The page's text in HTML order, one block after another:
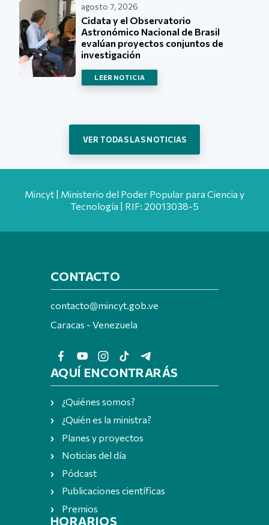
agosto 7, 2026
Cidata y el Observatorio
Astronómico Nacional de Brasil
evalúan proyectos conjuntos de
investigación
LEER NOTICIA
VER TODAS LAS NOTICIAS
Mincyt | Ministerio del Poder Popular para Ciencia y
Tecnología | RIF: 20013038-5
CONTACTO
contacto@mincyt.gob.ve
Caracas - Venezuela
AQUÍ ENCONTRARÁS
¿Quiénes somos?
¿Quién es la ministra?
Planes y proyectos
Noticias del día
Pódcast
Publicaciones científicas
Premios
HORARIOS